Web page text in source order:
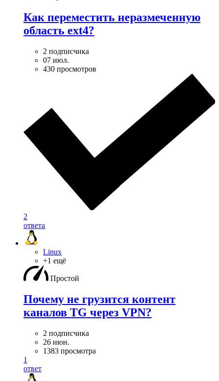
Как переместить неразмеченную
область ext4?
2 подписчика
07 июл.
430 просмотров
2
ответа
Linux
+1 ещё
Простой
Почему не грузится контент
каналов TG через VPN?
2 подписчика
26 июн.
1383 просмотра
1
ответ